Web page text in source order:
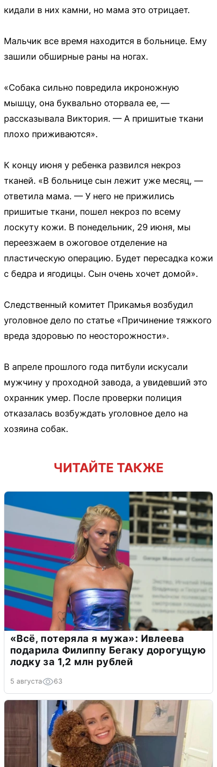
кидали в них камни, но мама это отрицает.
Мальчик все время находится в больнице. Ему
зашили обширные раны на ногах.
«Собака сильно повредила икроножную
мышцу, она буквально оторвала ее, —
рассказывала Виктория. — А пришитые ткани
плохо приживаются».
К концу июня у ребенка развился некроз
тканей. «В больнице сын лежит уже месяц, —
ответила мама. — У него не прижились
пришитые ткани, пошел некроз по всему
лоскуту кожи. В понедельник, 29 июня, мы
переезжаем в ожоговое отделение на
пластическую операцию. Будет пересадка кожи
с бедра и ягодицы. Сын очень хочет домой».
Следственный комитет Прикамья возбудил
уголовное дело по статье «Причинение тяжкого
вреда здоровью по неосторожности».
В апреле прошлого года питбули искусали
мужчину у проходной завода, а увидевший это
охранник умер. После проверки полиция
отказалась возбуждать уголовное дело на
хозяина собак.
ЧИТАЙТЕ ТАКЖЕ
«Всё, потеряла я мужа»: Ивлеева
подарила Филиппу Бегаку дорогущую
лодку за 1,2 млн рублей
5 августа 63